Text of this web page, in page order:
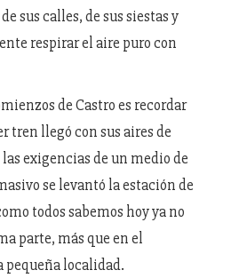
sus calles, de sus siestas y
respirar el aire puro con
de Castro es recordar
tren llegó con sus aires de
exigencias de un medio de
se levantó la estación de
todos sabemos hoy ya no
parte, más que en el
pequeña localidad.